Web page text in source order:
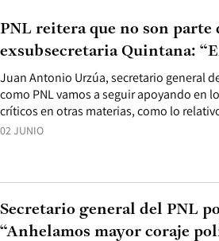
02 JUNIO
Juan Antonio Urzúa, secretario general
como PNL vamos a seguir apoyando en
críticos en otras materias, como lo
PNL reitera que no son
exsubsecretaria Quintana:
Secretario general del PNL
“Anhelamos mayor coraje